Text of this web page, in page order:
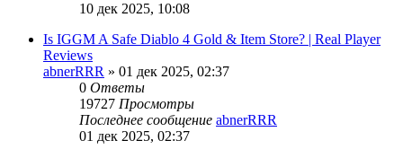
10 дек 2025, 10:08
Is IGGM A Safe Diablo 4 Gold & Item Store? | Real Player
Reviews
abnerRRR » 01 дек 2025, 02:37
0 Ответы
19727 Просмотры
Последнее сообщение abnerRRR
01 дек 2025, 02:37